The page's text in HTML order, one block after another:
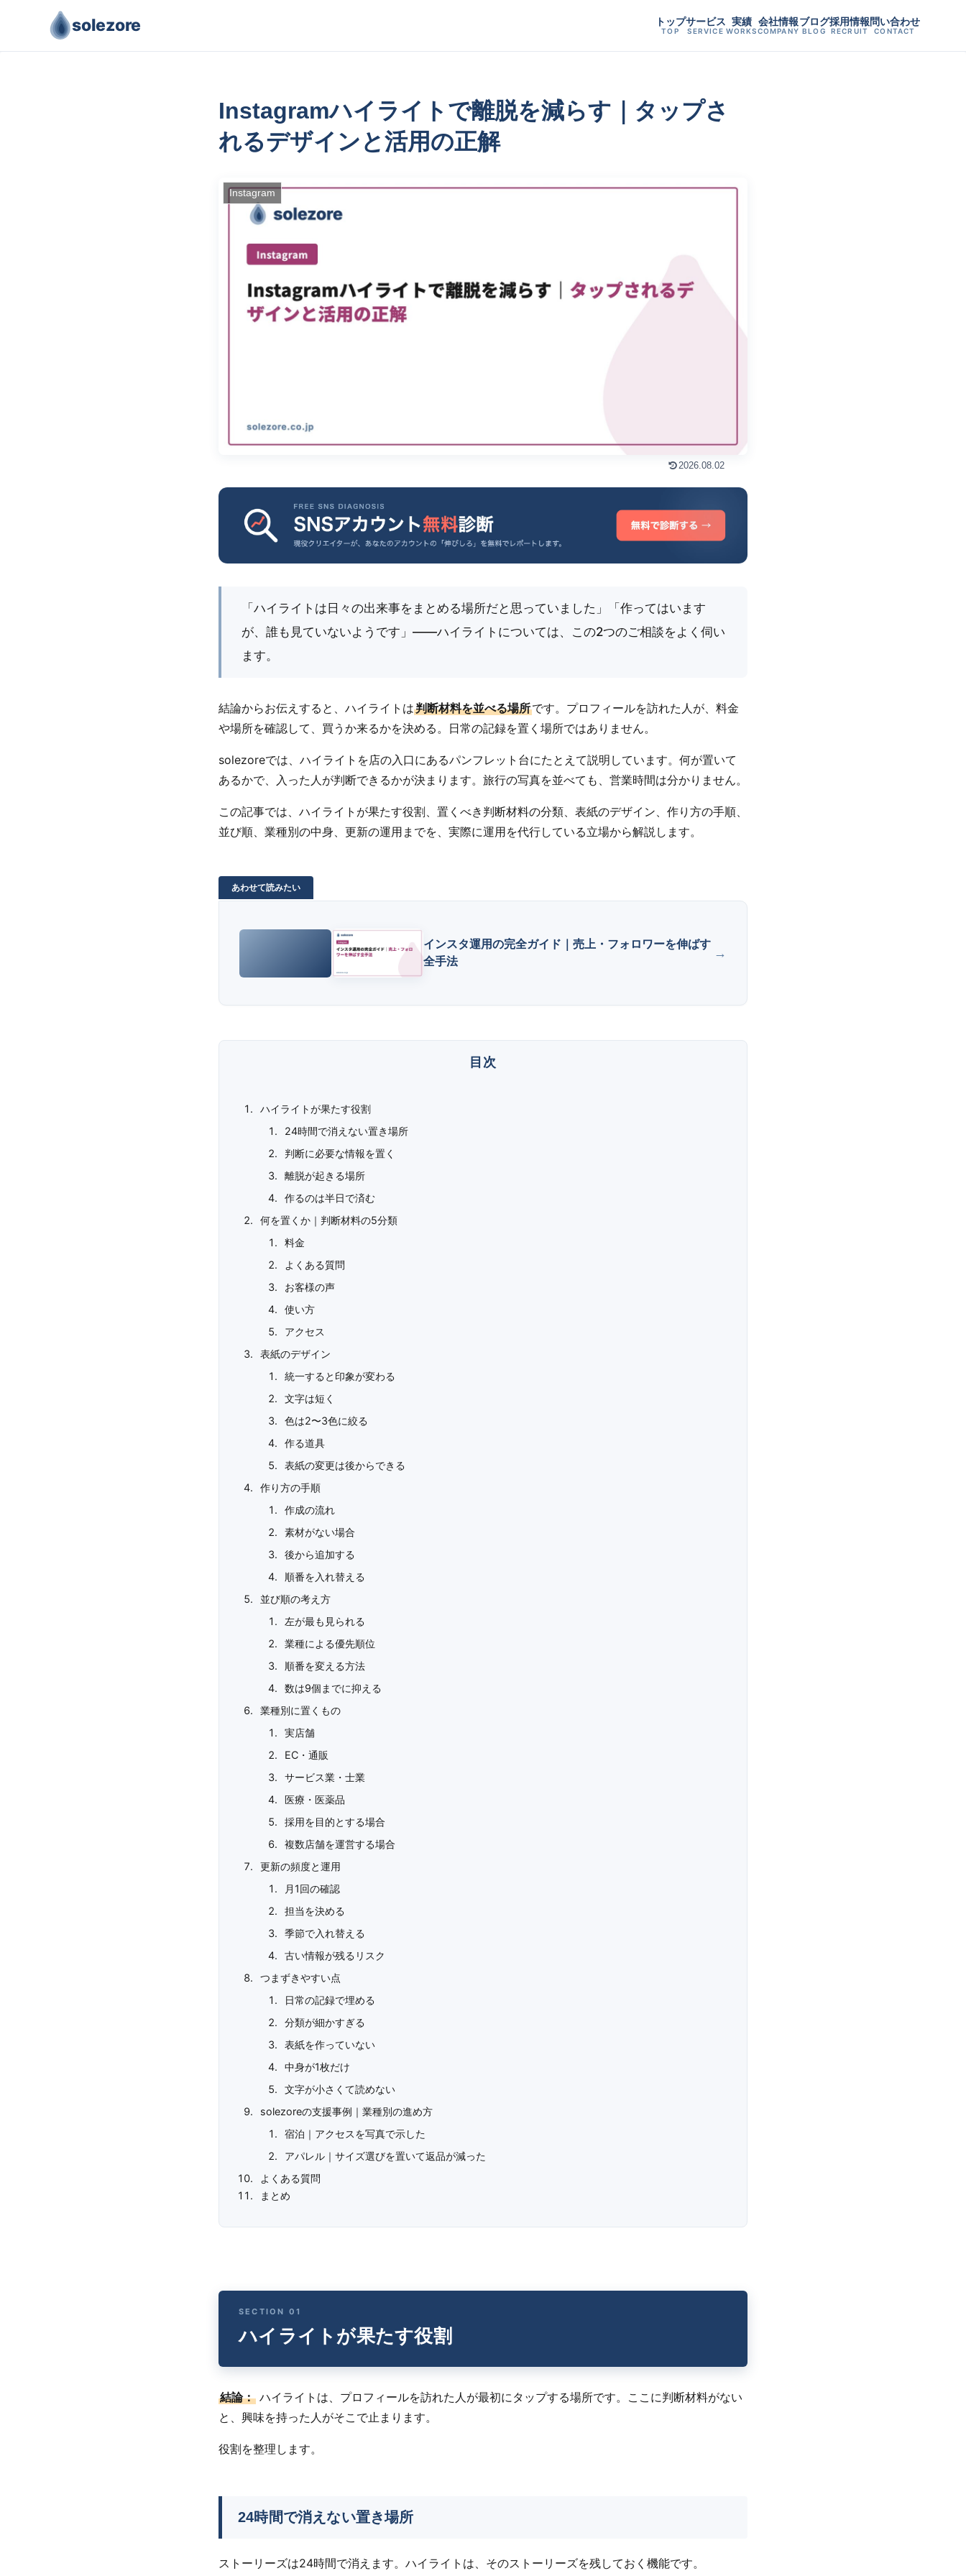
solezore トップ
TOP
サービス
SERVICE
実績
WORKS
会社情報
COMPANY
ブログ
BLOG
採用情報
RECRUIT
問い合わせ
CONTACT
Instagramハイライトで離脱を減らす｜タップさ
れるデザインと活用の正解
Instagram
2026.08.02
「ハイライトは日々の出来事をまとめる場所だと思っていました」「作ってはいます
が、誰も見ていないようです」――ハイライトについては、この2つのご相談をよく伺い
ます。
結論からお伝えすると、ハイライトは判断材料を並べる場所です。プロフィールを訪れた人が、料金
や場所を確認して、買うか来るかを決める。日常の記録を置く場所ではありません。
solezoreでは、ハイライトを店の入口にあるパンフレット台にたとえて説明しています。何が置いて
あるかで、入った人が判断できるかが決まります。旅行の写真を並べても、営業時間は分かりません。
この記事では、ハイライトが果たす役割、置くべき判断材料の分類、表紙のデザイン、作り方の手順、
並び順、業種別の中身、更新の運用までを、実際に運用を代行している立場から解説します。
インスタ運用の完全ガイド｜売上・フォロワーを伸ばす
全手法
ハイライトが果たす役割
24時間で消えない置き場所
判断に必要な情報を置く
離脱が起きる場所
作るのは半日で済む
何を置くか｜判断材料の5分類
料金
よくある質問
お客様の声
使い方
アクセス
表紙のデザイン
統一すると印象が変わる
文字は短く
色は2〜3色に絞る
作る道具
表紙の変更は後からできる
作り方の手順
作成の流れ
素材がない場合
後から追加する
順番を入れ替える
並び順の考え方
左が最も見られる
業種による優先順位
順番を変える方法
数は9個までに抑える
業種別に置くもの
実店舗
EC・通販
サービス業・士業
医療・医薬品
採用を目的とする場合
複数店舗を運営する場合
更新の頻度と運用
月1回の確認
担当を決める
季節で入れ替える
古い情報が残るリスク
つまずきやすい点
日常の記録で埋める
分類が細かすぎる
表紙を作っていない
中身が1枚だけ
文字が小さくて読めない
solezoreの支援事例｜業種別の進め方
宿泊｜アクセスを写真で示した
アパレル｜サイズ選びを置いて返品が減った
よくある質問
まとめ
ハイライトが果たす役割
結論： ハイライトは、プロフィールを訪れた人が最初にタップする場所です。ここに判断材料がない
と、興味を持った人がそこで止まります。
役割を整理します。
24時間で消えない置き場所
ストーリーズは24時間で消えます。ハイライトは、そのストーリーズを残しておく機能です。